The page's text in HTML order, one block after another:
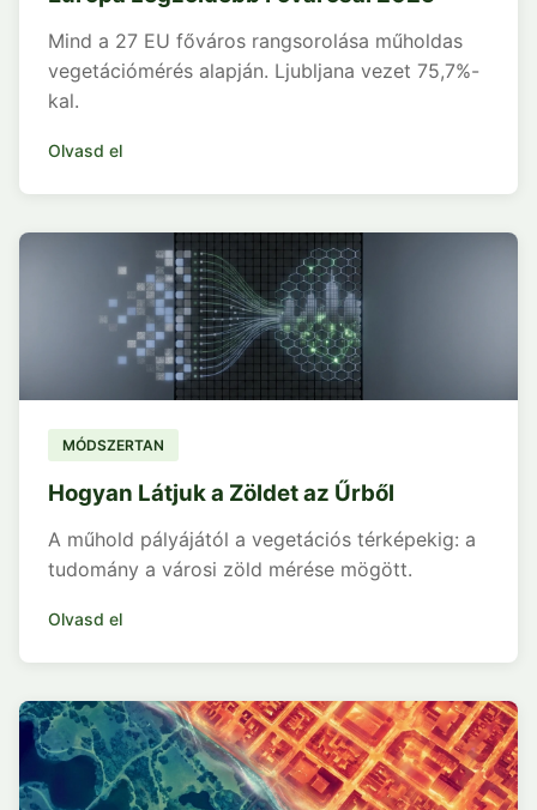
Mind a 27 EU főváros rangsorolása műholdas
vegetációmérés alapján. Ljubljana vezet 75,7%-
kal.
Olvasd el
MÓDSZERTAN
Hogyan Látjuk a Zöldet az Űrből
A műhold pályájától a vegetációs térképekig: a
tudomány a városi zöld mérése mögött.
Olvasd el